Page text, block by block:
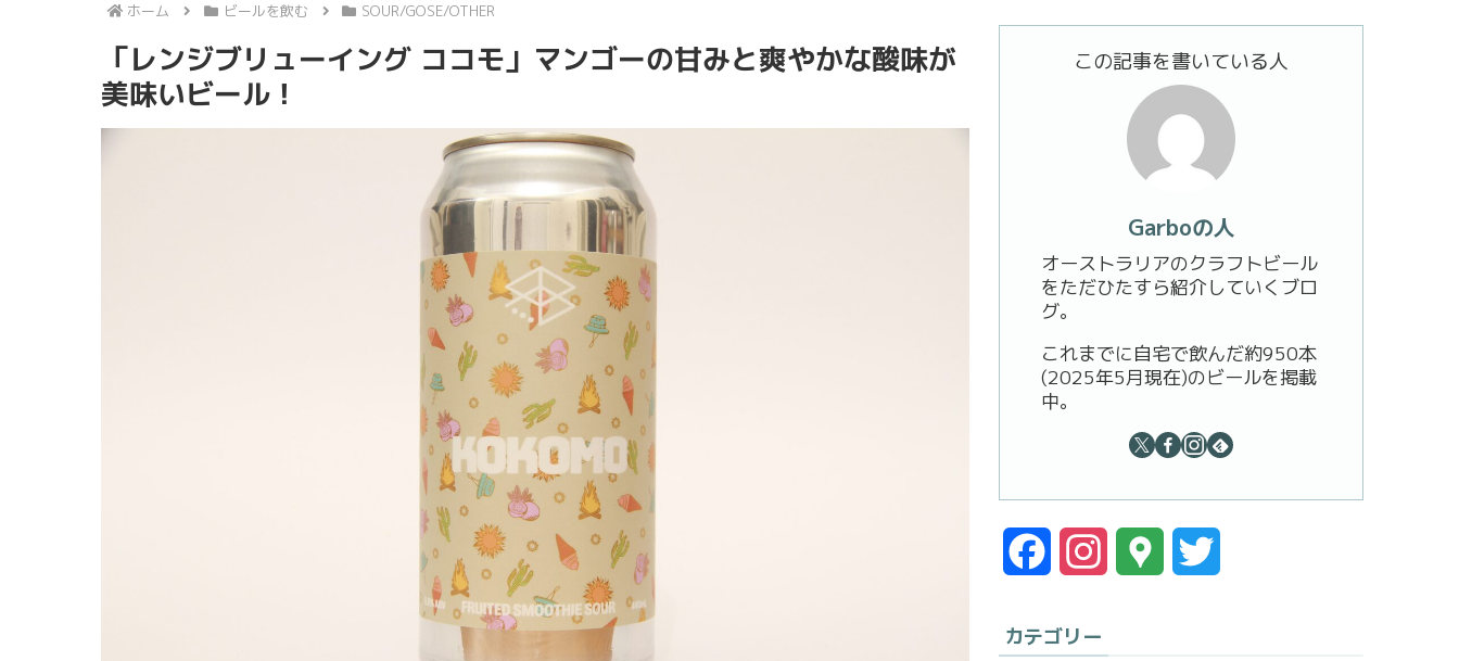
ホーム ビールを飲む SOUR/GOSE/OTHER
「レンジブリューイング ココモ」マンゴーの甘みと爽やかな酸味が
美味いビール！
この記事を書いている人
Garboの人
オーストラリアのクラフトビール
をただひたすら紹介していくブロ
グ。
これまでに自宅で飲んだ約950本
(2025年5月現在)のビールを掲載
中。
c
カテゴリー